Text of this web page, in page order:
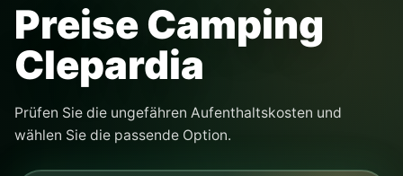
Preise Camping
Clepardia
Prüfen Sie die ungefähren Aufenthaltskosten und
wählen Sie die passende Option.